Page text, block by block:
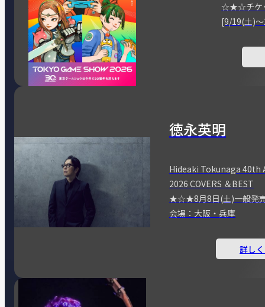
☆★☆チケ
[9/19(土)
徳永英明
Hideaki Tokunaga 40th
2026 COVERS ＆BEST
★☆★8月8日(土)一般
会場：大阪・兵庫
詳し